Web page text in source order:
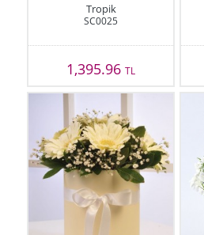
Tropik
SC0025
1,395.96TL